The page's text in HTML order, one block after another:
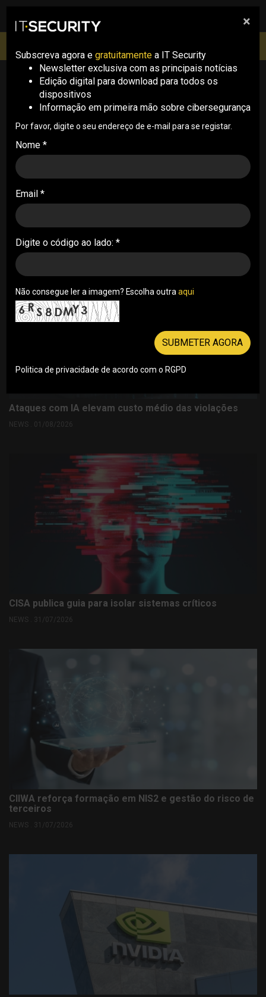
pesquisa
Inscrições abertas
News
Vodafone escolhe Portugal para novo
centro global de cibersegurança
NEWS . 07/08/2026
Ataques com IA elevam custo médio das violações
NEWS . 01/08/2026
CISA publica guia para isolar sistemas críticos
NEWS . 31/07/2026
CIIWA reforça formação em NIS2 e gestão do risco de
terceiros
NEWS . 31/07/2026
×
Subscreva agora e gratuitamente a IT Security
Newsletter exclusiva com as principais notícias
Edição digital para download para todos os
dispositivos
Informação em primeira mão sobre cibersegurança
Por favor, digite o seu endereço de e-mail para se registar.
Nome *
Email *
Digite o código ao lado: *
Não consegue ler a imagem? Escolha outra aqui
SUBMETER AGORA
Politica de privacidade de acordo com o RGPD